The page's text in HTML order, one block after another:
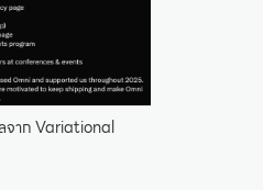
าก Variational